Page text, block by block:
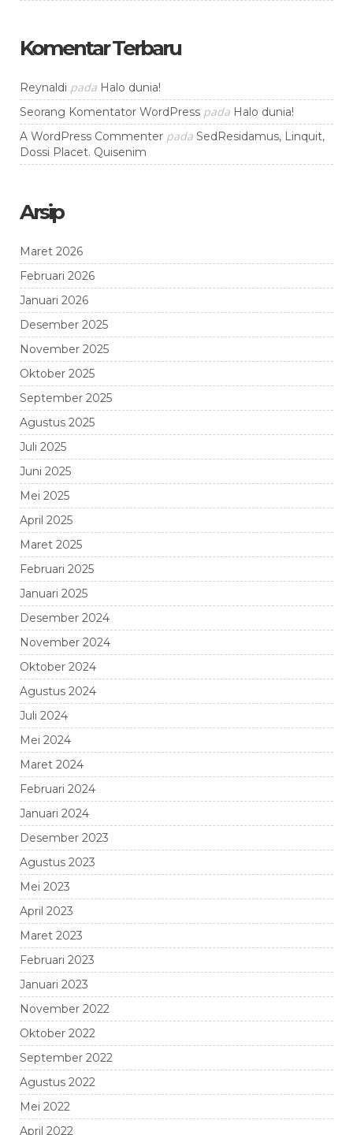
Komentar Terbaru
Reynaldi pada Halo dunia!
Seorang Komentator WordPress pada Halo dunia!
A WordPress Commenter pada SedResidamus, Linquit,
Dossi Placet. Quisenim
Arsip
Maret 2026
Februari 2026
Januari 2026
Desember 2025
November 2025
Oktober 2025
September 2025
Agustus 2025
Juli 2025
Juni 2025
Mei 2025
April 2025
Maret 2025
Februari 2025
Januari 2025
Desember 2024
November 2024
Oktober 2024
Agustus 2024
Juli 2024
Mei 2024
Maret 2024
Februari 2024
Januari 2024
Desember 2023
Agustus 2023
Mei 2023
April 2023
Maret 2023
Februari 2023
Januari 2023
November 2022
Oktober 2022
September 2022
Agustus 2022
Mei 2022
April 2022